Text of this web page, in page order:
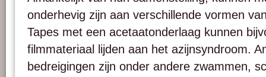
onderhevig zijn aan verschillende vormen
Tapes met een acetaatonderlaag kunnen
filmmateriaal lijden aan het azijnsyndroom.
bedreigingen zijn onder andere zwammen,